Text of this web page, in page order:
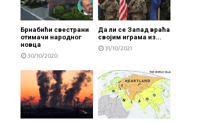
Брнабићи свестрани
отимачи народног
новца
30/10/2020
Да ли се Запад враћа
својим играма из...
31/10/2021